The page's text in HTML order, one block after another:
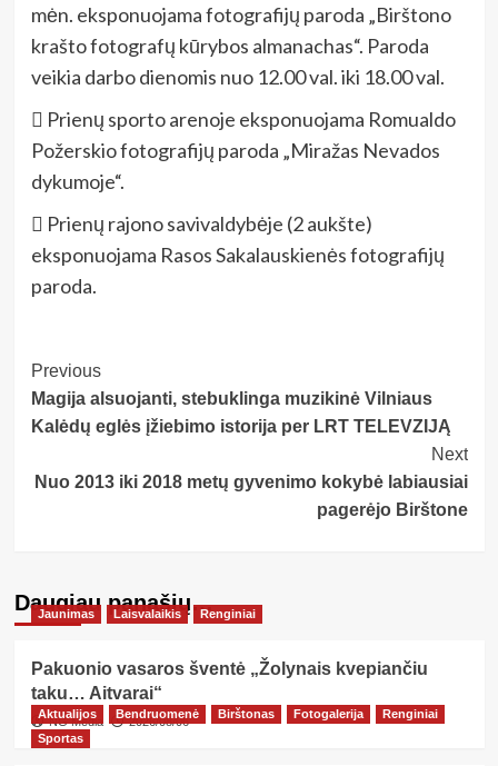
mėn. eksponuojama fotografijų paroda „Birštono
krašto fotografų kūrybos almanachas“. Paroda
veikia darbo dienomis nuo 12.00 val. iki 18.00 val.
 Prienų sporto arenoje eksponuojama Romualdo
Požerskio fotografijų paroda „Miražas Nevados
dykumoje“.
 Prienų rajono savivaldybėje (2 aukšte)
eksponuojama Rasos Sakalauskienės fotografijų
paroda.
Post
Navigation
Previous
Magija alsuojanti, stebuklinga muzikinė Vilniaus
Kalėdų eglės įžiebimo istorija per LRT TELEVZIJĄ
Next
Nuo 2013 iki 2018 metų gyvenimo kokybė labiausiai
pagerėjo Birštone
Daugiau panašių…
Jaunimas Laisvalaikis Renginiai
Pakuonio vasaros šventė „Žolynais kvepiančiu
taku… Aitvarai“
NG Media 2026/08/06
Aktualijos Bendruomenė Birštonas Fotogalerija
Renginiai
Sportas